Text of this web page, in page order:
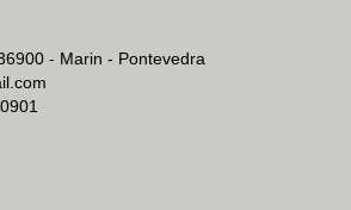
- Marin - Pontevedra